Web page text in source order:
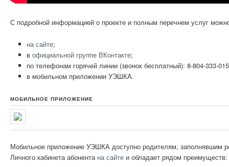
С подробной информацией о проекте и полным перечнем услуг
на сайте;
вофициальной группе ВКонтакте;
по телефонам горячей линии (звонок бесплатный): 8-804-333-
в мобильном приложении УЭШКА.
МОБИЛЬНОЕ ПРИЛОЖЕНИЕ
Мобильное приложение УЭШКА доступно родителям, заполнявшим
Личного кабинета абонента на сайте и обладает рядом преимуществ: